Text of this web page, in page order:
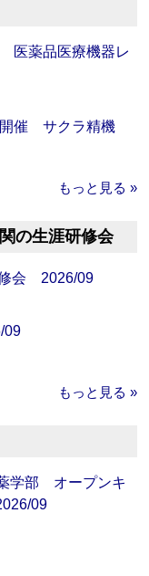
医薬品医療機器レ
開催 サクラ精機
もっと見る »
の生涯研修会
会 2026/09
09
もっと見る »
学部 オープンキ
09